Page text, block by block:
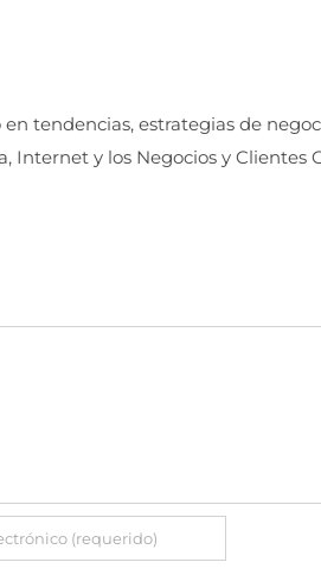
tendencias, estrategias de
Internet y los Negocios y Clientes